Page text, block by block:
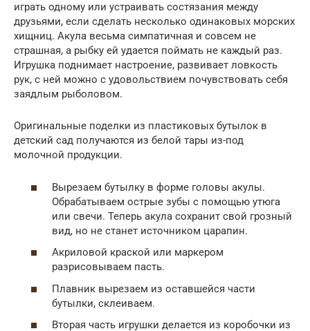
играть одному или устраивать состязания между
друзьями, если сделать несколько одинаковых морских
хищниц. Акула весьма симпатичная и совсем не
страшная, а рыбку ей удается поймать не каждый раз.
Игрушка поднимает настроение, развивает ловкость
рук, с ней можно с удовольствием почувствовать себя
заядлым рыболовом.
Оригинальные поделки из пластиковых бутылок в
детский сад получаются из белой тары из-под
молочной продукции.
Вырезаем бутылку в форме головы акулы.
Обрабатываем острые зубы с помощью утюга
или свечи. Теперь акула сохранит свой грозный
вид, но не станет источником царапин.
Акриловой краской или маркером
разрисовываем пасть.
Плавник вырезаем из оставшейся части
бутылки, склеиваем.
Вторая часть игрушки делается из коробочки из